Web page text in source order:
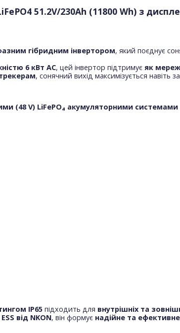
51.2V/230Ah (11800 Wh) з
гібридним інвертором, який поєднує
6 кВт AC, цей інвертор підтримує як
, сонячний вихід максимізується навіть
(48 V) LiFePO₄ акумуляторними системами
IP65 підходить для внутрішніх та
від NKON, він формує надійне та